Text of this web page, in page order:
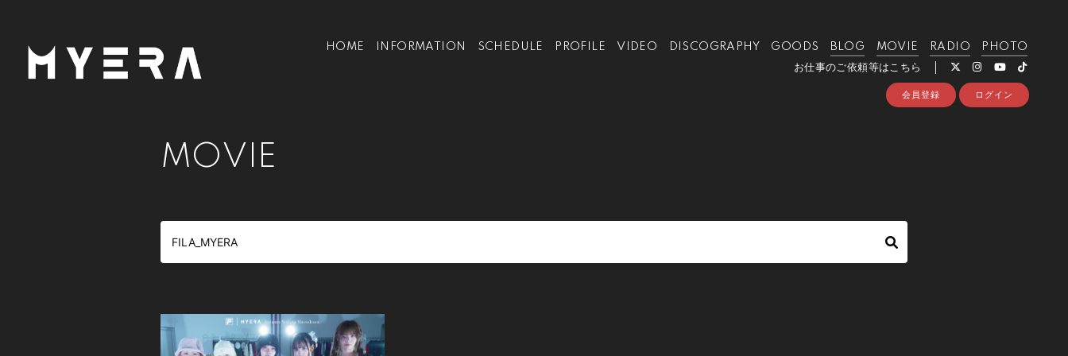
HOME INFORMATION SCHEDULE PROFILE VIDEO DISCOGRAPHY GOODS BLOG MOVIE RADIO
PHOTO
お仕事のご依頼等はこちら
会員登録 ログイン
MOVIE